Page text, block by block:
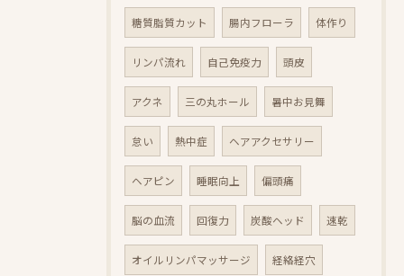
糖質脂質カット 腸内フローラ 体作り
リンパ流れ 自己免疫力 頭皮
アクネ 三の丸ホール 暑中お見舞
怠い 熱中症 ヘアアクセサリー
ヘアピン 睡眠向上 偏頭痛
脳の血流 回復力 炭酸ヘッド 速乾
オイルリンパマッサージ 経絡経穴